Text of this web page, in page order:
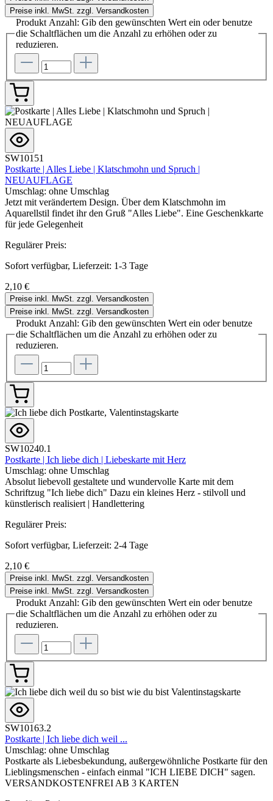
Preise inkl. MwSt. zzgl. Versandkosten
Produkt Anzahl: Gib den gewünschten Wert ein oder benutze
die Schaltflächen um die Anzahl zu erhöhen oder zu
reduzieren.
SW10151
Postkarte | Alles Liebe | Klatschmohn und Spruch |
NEUAUFLAGE
Umschlag: ohne Umschlag
Jetzt mit verändertem Design. Über dem Klatschmohn im
Aquarellstil findet ihr den Gruß "Alles Liebe". Eine Geschenkkarte
für jede Gelegenheit
Regulärer Preis:
Sofort verfügbar, Lieferzeit: 1-3 Tage
2,10 €
Preise inkl. MwSt. zzgl. Versandkosten
Preise inkl. MwSt. zzgl. Versandkosten
Produkt Anzahl: Gib den gewünschten Wert ein oder benutze
die Schaltflächen um die Anzahl zu erhöhen oder zu
reduzieren.
SW10240.1
Postkarte | Ich liebe dich | Liebeskarte mit Herz
Umschlag: ohne Umschlag
Absolut liebevoll gestaltete und wundervolle Karte mit dem
Schriftzug "Ich liebe dich" Dazu ein kleines Herz - stilvoll und
künstlerisch realisiert | Handlettering
Regulärer Preis:
Sofort verfügbar, Lieferzeit: 2-4 Tage
2,10 €
Preise inkl. MwSt. zzgl. Versandkosten
Preise inkl. MwSt. zzgl. Versandkosten
Produkt Anzahl: Gib den gewünschten Wert ein oder benutze
die Schaltflächen um die Anzahl zu erhöhen oder zu
reduzieren.
SW10163.2
Postkarte | Ich liebe dich weil ...
Umschlag: ohne Umschlag
Postkarte als Liebesbekundung, außergewöhnliche Postkarte für den
Lieblingsmenschen - einfach einmal "ICH LIEBE DICH" sagen.
VERSANDKOSTENFREI AB 3 KARTEN